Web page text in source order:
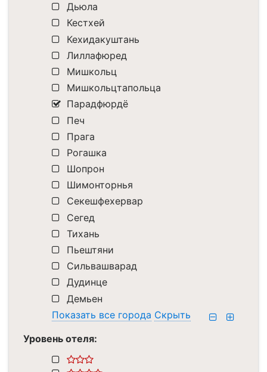
Дьюла
Кестхей
Кехидакуштань
Лиллафюред
Мишкольц
Мишкольцтапольца
Парадфюрдё
Печ
Прага
Рогашка
Шопрон
Шимонторнья
Секешфехервар
Сегед
Тихань
Пьештяни
Сильвашварад
Дудинце
Демьен
Показать все города Скрыть
Уровень отеля: